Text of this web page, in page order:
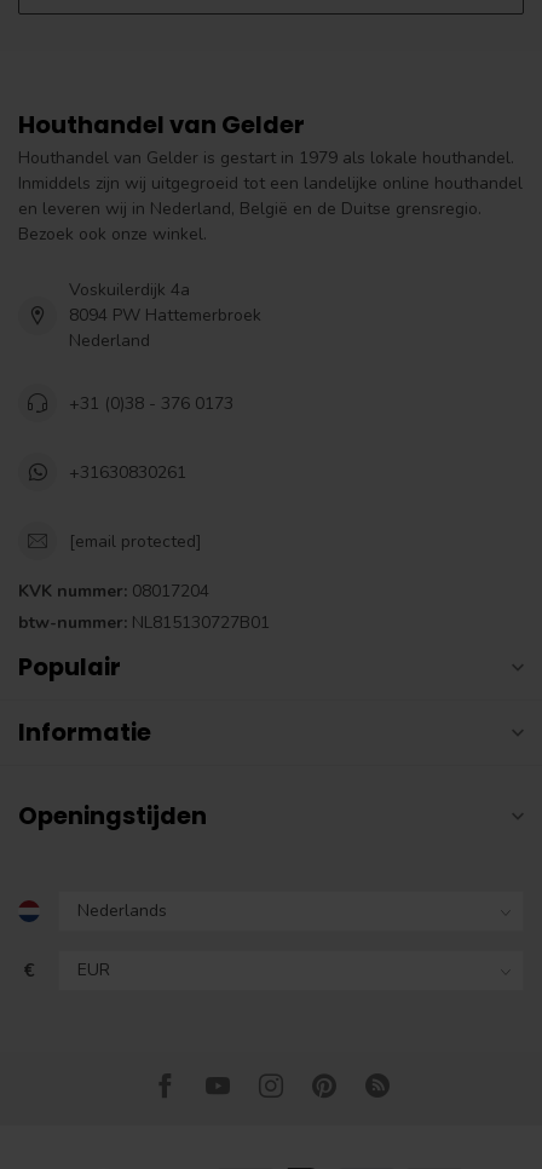
Houthandel van Gelder
Houthandel van Gelder is gestart in 1979 als lokale houthandel.
Inmiddels zijn wij uitgegroeid tot een landelijke online houthandel
en leveren wij in Nederland, België en de Duitse grensregio.
Bezoek ook onze winkel.
Voskuilerdijk 4a
8094 PW Hattemerbroek
Nederland
+31 (0)38 - 376 0173
+31630830261
[email protected]
KVK nummer: 08017204
btw-nummer: NL815130727B01
Populair
Informatie
Openingstijden
€